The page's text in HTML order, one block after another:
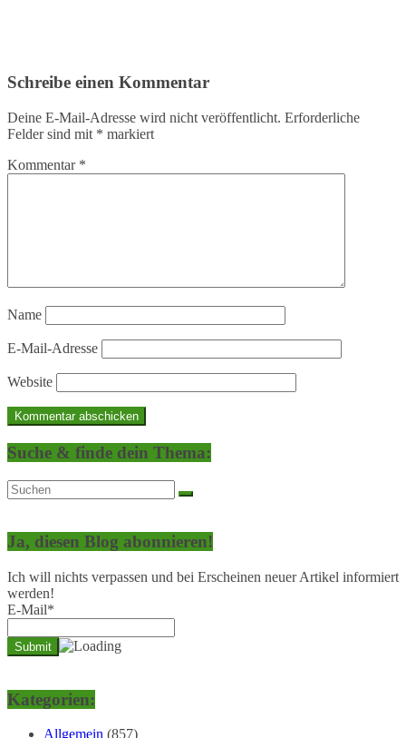
Schreibe einen Kommentar
Deine E-Mail-Adresse wird nicht veröffentlicht. Erforderliche
Felder sind mit * markiert
Kommentar *
Name
E-Mail-Adresse
Website
Suche & finde dein Thema:
Ja, diesen Blog abonnieren!
Ich will nichts verpassen und bei Erscheinen neuer Artikel informiert
werden!
E-Mail*
Kategorien:
Allgemein (857)